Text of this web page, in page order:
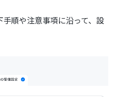
順や注意事項に沿って、設